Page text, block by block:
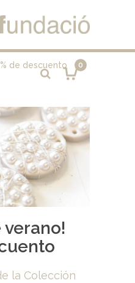
0
de descuento
verano!
la Colección